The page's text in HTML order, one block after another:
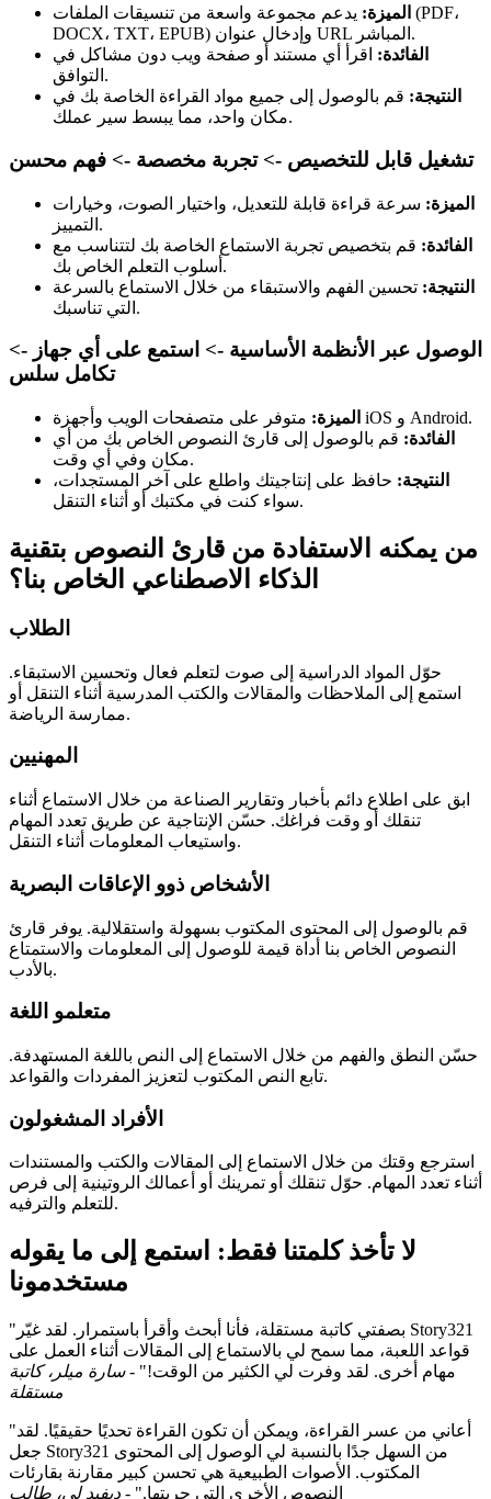
الميزة: يدعم مجموعة واسعة من تنسيقات الملفات (PDF،
DOCX، TXT، EPUB) وإدخال عنوان URL المباشر.
الفائدة: اقرأ أي مستند أو صفحة ويب دون مشاكل في
التوافق.
النتيجة: قم بالوصول إلى جميع مواد القراءة الخاصة بك في
مكان واحد، مما يبسط سير عملك.
تشغيل قابل للتخصيص -> تجربة مخصصة -> فهم محسن
الميزة: سرعة قراءة قابلة للتعديل، واختيار الصوت، وخيارات
التمييز.
الفائدة: قم بتخصيص تجربة الاستماع الخاصة بك لتتناسب مع
أسلوب التعلم الخاص بك.
النتيجة: تحسين الفهم والاستبقاء من خلال الاستماع بالسرعة
التي تناسبك.
الوصول عبر الأنظمة الأساسية -> استمع على أي جهاز ->
تكامل سلس
الميزة:
متوفر على متصفحات الويب وأجهزة iOS و Android.
الفائدة: قم بالوصول إلى قارئ النصوص الخاص بك من أي
مكان وفي أي وقت.
النتيجة: حافظ على إنتاجيتك واطلع على آخر المستجدات،
سواء كنت في مكتبك أو أثناء التنقل.
من يمكنه الاستفادة من قارئ النصوص بتقنية
الذكاء الاصطناعي الخاص بنا؟
الطلاب
حوّل المواد الدراسية إلى صوت لتعلم فعال وتحسين الاستبقاء.
استمع إلى الملاحظات والمقالات والكتب المدرسية أثناء التنقل أو
ممارسة الرياضة.
المهنيين
ابق على اطلاع دائم بأخبار وتقارير الصناعة من خلال الاستماع أثناء
تنقلك أو وقت فراغك. حسّن الإنتاجية عن طريق تعدد المهام
واستيعاب المعلومات أثناء التنقل.
الأشخاص ذوو الإعاقات البصرية
قم بالوصول إلى المحتوى المكتوب بسهولة واستقلالية. يوفر قارئ
النصوص الخاص بنا أداة قيمة للوصول إلى المعلومات والاستمتاع
بالأدب.
متعلمو اللغة
حسّن النطق والفهم من خلال الاستماع إلى النص باللغة المستهدفة.
تابع النص المكتوب لتعزيز المفردات والقواعد.
الأفراد المشغولون
استرجع وقتك من خلال الاستماع إلى المقالات والكتب والمستندات
أثناء تعدد المهام. حوّل تنقلك أو تمرينك أو أعمالك الروتينية إلى فرص
للتعلم والترفيه.
لا تأخذ كلمتنا فقط: استمع إلى ما يقوله
مستخدمونا
"بصفتي كاتبة مستقلة، فأنا أبحث وأقرأ باستمرار. لقد غيّر Story321
قواعد اللعبة، مما سمح لي بالاستماع إلى المقالات أثناء العمل على
مهام أخرى. لقد وفرت لي الكثير من الوقت!" -سارة ميلر، كاتبة
مستقلة
"أعاني من عسر القراءة، ويمكن أن تكون القراءة تحديًا حقيقيًا. لقد
جعل Story321 من السهل جدًا بالنسبة لي الوصول إلى المحتوى
المكتوب. الأصوات الطبيعية هي تحسن كبير مقارنة بقارئات
النصوص الأخرى التي جربتها." - ديفيد لي، طالب